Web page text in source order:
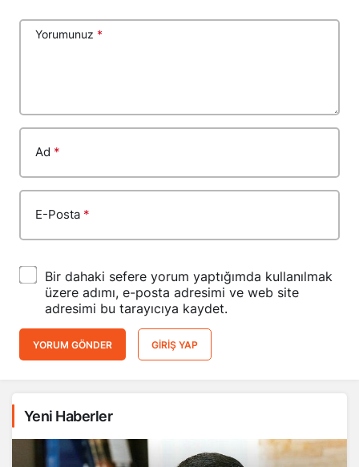
Yorumunuz *
Ad *
E-Posta *
Bir dahaki sefere yorum yaptığımda kullanılmak
üzere adımı, e-posta adresimi ve web site
adresimi bu tarayıcıya kaydet.
YORUM GÖNDER GIRIŞ YAP
Yeni Haberler